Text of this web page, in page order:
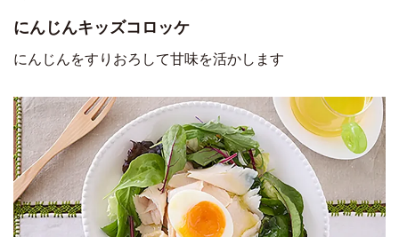
にんじんキッズコロッケ
にんじんをすりおろして甘味を活かします